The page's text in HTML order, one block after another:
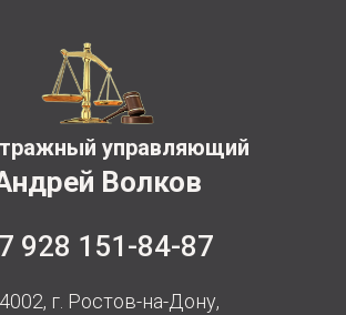
управляющий
Волков
928 151-84-87
г. Ростов-на-Дону,